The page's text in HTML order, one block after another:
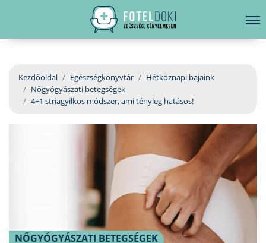
EGÉSZSÉGKÖNYVTÁR
BETEGSÉGKALAUZ
ÜGYELETKERESŐ
hirdetés
Kezdőoldal Egészségkönyvtár
Hétköznapi bajaink
Nőgyógyászati betegségek
4+1 striagyilkos módszer, ami tényleg hatásos!
NŐGYÓGYÁSZATI BETEGSÉGEK